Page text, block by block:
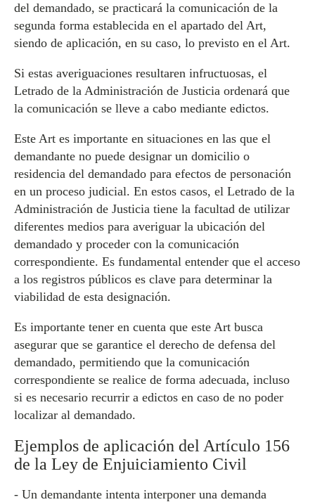
del demandado, se practicará la comunicación de la
segunda forma establecida en el apartado del Art,
siendo de aplicación, en su caso, lo previsto en el Art.
Si estas averiguaciones resultaren infructuosas, el
Letrado de la Administración de Justicia ordenará que
la comunicación se lleve a cabo mediante edictos.
Este Art es importante en situaciones en las que el
demandante no puede designar un domicilio o
residencia del demandado para efectos de personación
en un proceso judicial. En estos casos, el Letrado de la
Administración de Justicia tiene la facultad de utilizar
diferentes medios para averiguar la ubicación del
demandado y proceder con la comunicación
correspondiente. Es fundamental entender que el acceso
a los registros públicos es clave para determinar la
viabilidad de esta designación.
Es importante tener en cuenta que este Art busca
asegurar que se garantice el derecho de defensa del
demandado, permitiendo que la comunicación
correspondiente se realice de forma adecuada, incluso
si es necesario recurrir a edictos en caso de no poder
localizar al demandado.
Ejemplos de aplicación del Artículo 156
de la Ley de Enjuiciamiento Civil
- Un demandante intenta interponer una demanda